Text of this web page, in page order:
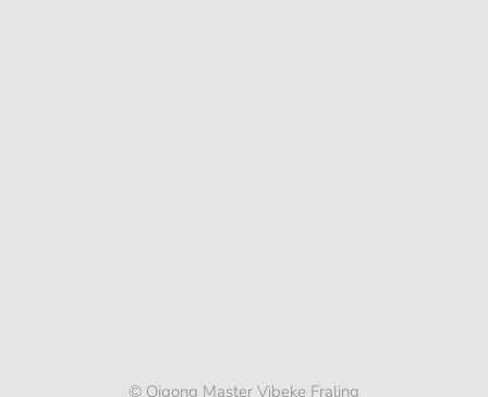
© Qigong Master Vibeke Fraling